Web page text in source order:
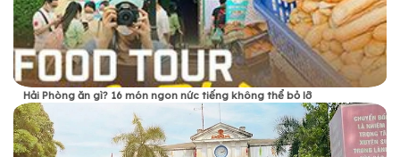
Hải Phòng ăn gì? 16 món ngon nức tiếng không thể bỏ lỡ